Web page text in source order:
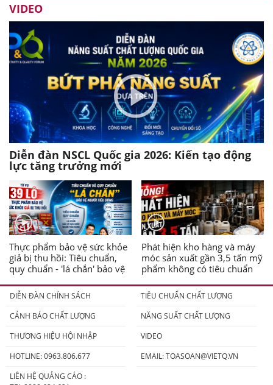
VIDEO
Diễn đàn NSCL Quốc gia 2026: Kiến tạo động
lực tăng trưởng mới
Thực phẩm bảo vệ sức khỏe
giả bị thu hồi: Tiêu chuẩn,
quy chuẩn - 'lá chắn' bảo vệ
Phát hiện kho hàng và máy
móc sản xuất gần 3,5 tấn mỹ
phẩm không có tiêu chuẩn
DIỄN ĐÀN CHÍNH SÁCH
TIÊU CHUẨN CHẤT LƯỢNG
CẢNH BÁO CHẤT LƯỢNG
NĂNG SUẤT CHẤT LƯỢNG
THƯƠNG HIỆU HỘI NHẬP
VIDEO
HOTLINE: 0963.806.677
EMAIL:TOASOAN@VIETQ.VN
LIÊN HỆ QUẢNG CÁO :